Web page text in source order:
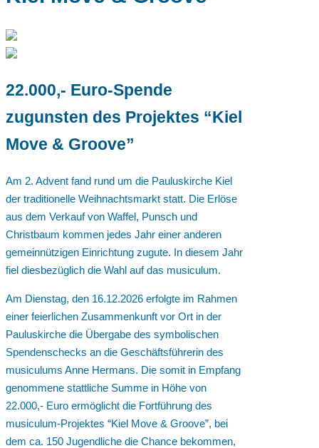
22.000,- Euro-Spende
zugunsten des Projektes “Kiel
Move & Groove”
Am 2. Advent fand rund um die Pauluskirche Kiel
der traditionelle Weihnachtsmarkt statt. Die Erlöse
aus dem Verkauf von Waffel, Punsch und
Christbaum kommen jedes Jahr einer anderen
gemeinnützigen Einrichtung zugute. In diesem Jahr
fiel diesbezüglich die Wahl auf das musiculum.
Am Dienstag, den 16.12.2026 erfolgte im Rahmen
einer feierlichen Zusammenkunft vor Ort in der
Pauluskirche die Übergabe des symbolischen
Spendenschecks an die Geschäftsführerin des
musiculums Anne Hermans. Die somit in Empfang
genommene stattliche Summe in Höhe von
22.000,- Euro ermöglicht die Fortführung des
musiculum-Projektes “Kiel Move & Groove”, bei
dem ca. 150 Jugendliche die Chance bekommen,